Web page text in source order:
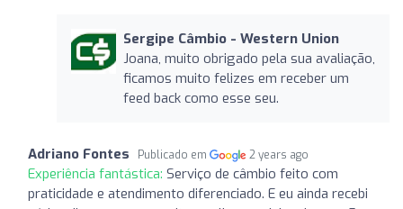
Sergipe Câmbio - Western Union
Joana, muito obrigado pela sua avaliação,
ficamos muito felizes em receber um
feed back como esse seu.
Adriano Fontes Publicado em 2 years ago
Experiência fantástica: Serviço de câmbio feito com
praticidade e atendimento diferenciado. E eu ainda recebi